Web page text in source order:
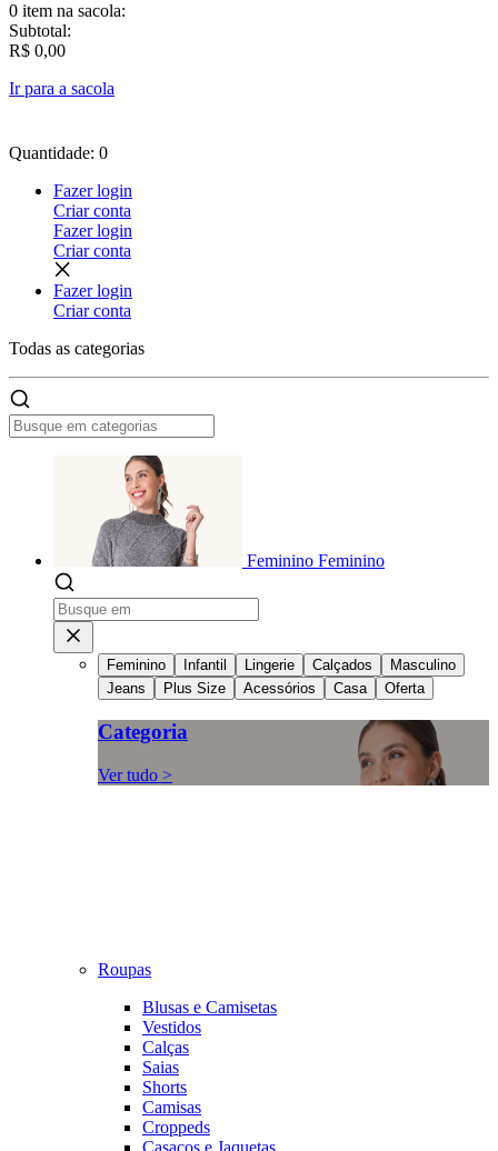
0 item na sacola:
Subtotal:
R$ 0,00
Ir para a sacola
Quantidade: 0
Fazer login
Criar conta
Fazer login
Criar conta
Fazer login
Criar conta
Todas as categorias
Feminino Feminino
Feminino Infantil Lingerie Calçados
Masculino
Jeans
Plus Size Acessórios Casa Oferta
Categoria
Ver tudo >
Roupas
Blusas e Camisetas
Vestidos
Calças
Saias
Shorts
Camisas
Croppeds